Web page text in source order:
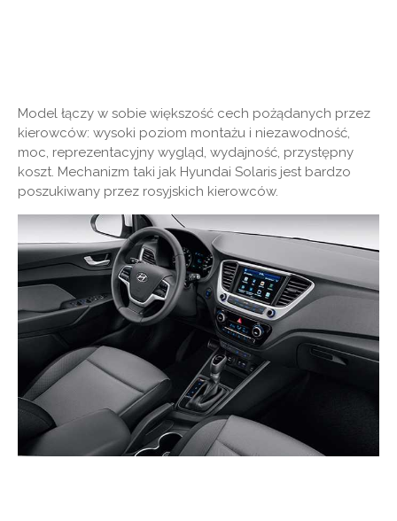
Model łączy w sobie większość cech pożądanych przez
kierowców: wysoki poziom montażu i niezawodność,
moc, reprezentacyjny wygląd, wydajność, przystępny
koszt. Mechanizm taki jak Hyundai Solaris jest bardzo
poszukiwany przez rosyjskich kierowców.